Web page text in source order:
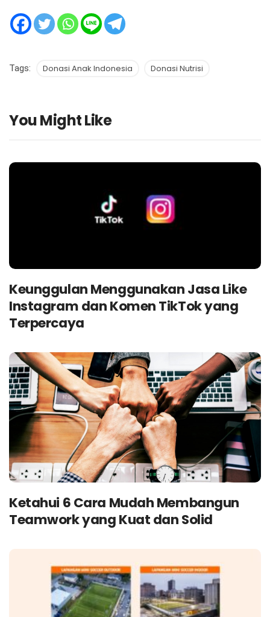
Tags: Donasi Anak Indonesia Donasi Nutrisi
You Might Like
Keunggulan Menggunakan Jasa Like
Instagram dan Komen TikTok yang
Terpercaya
Ketahui 6 Cara Mudah Membangun
Teamwork yang Kuat dan Solid